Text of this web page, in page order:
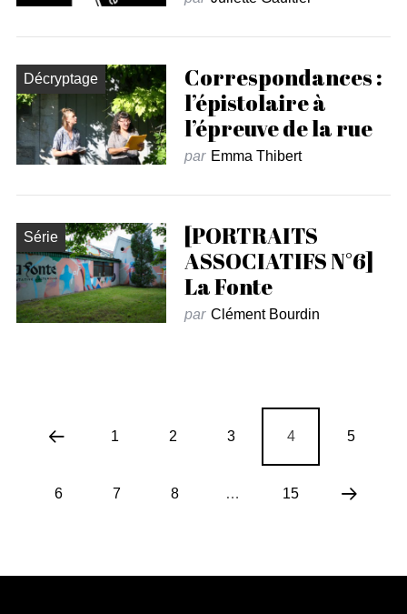
Décryptage
Correspondances :
l’épistolaire à
l’épreuve de la rue
par Emma Thibert
Série
[PORTRAITS
ASSOCIATIFS N°6]
La Fonte
par Clément Bourdin
1 2 3 4 5
6 7 8 … 15